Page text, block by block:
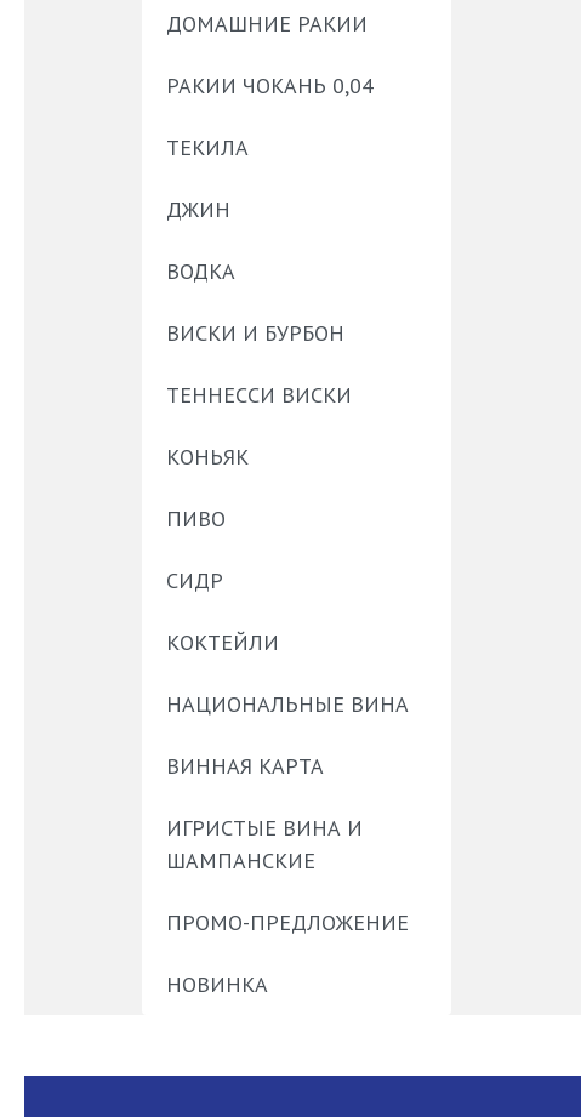
ДОМАШНИЕ РАКИИ
РАКИИ ЧОКАНЬ 0,04
ТЕКИЛА
ДЖИН
ВОДКА
ВИСКИ И БУРБОН
ТЕННЕССИ ВИСКИ
КОНЬЯК
ПИВО
СИДР
КОКТЕЙЛИ
НАЦИОНАЛЬНЫЕ ВИНА
ВИННАЯ КАРТА
ИГРИСТЫЕ ВИНА И
ШАМПАНСКИЕ
ПРОМО-ПРЕДЛОЖЕНИЕ
НОВИНКА